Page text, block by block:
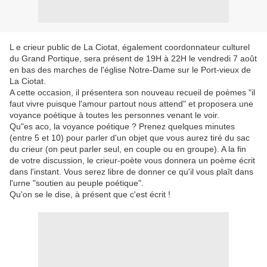
L e crieur public de La Ciotat, également coordonnateur culturel
du Grand Portique, sera présent de 19H à 22H le vendredi 7 août
en bas des marches de l'église Notre-Dame sur le Port-vieux de
La Ciotat.
A cette occasion, il présentera son nouveau recueil de poèmes "il
faut vivre puisque l'amour partout nous attend" et proposera une
voyance poétique à toutes les personnes venant le voir.
Qu"es aco, la voyance poétique ? Prenez quelques minutes
(entre 5 et 10) pour parler d'un objet que vous aurez tiré du sac
du crieur (on peut parler seul, en couple ou en groupe). A la fin
de votre discussion, le crieur-poète vous donnera un poème écrit
dans l'instant. Vous serez libre de donner ce qu'il vous plaît dans
l'urne "soutien au peuple poétique".
Qu'on se le dise, à présent que c'est écrit !